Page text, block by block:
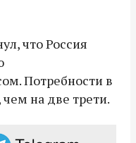
что Россия
Потребности в
на две трети.